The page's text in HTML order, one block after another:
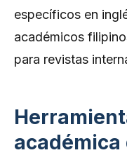
específicos en
académicos
para revistas
académica